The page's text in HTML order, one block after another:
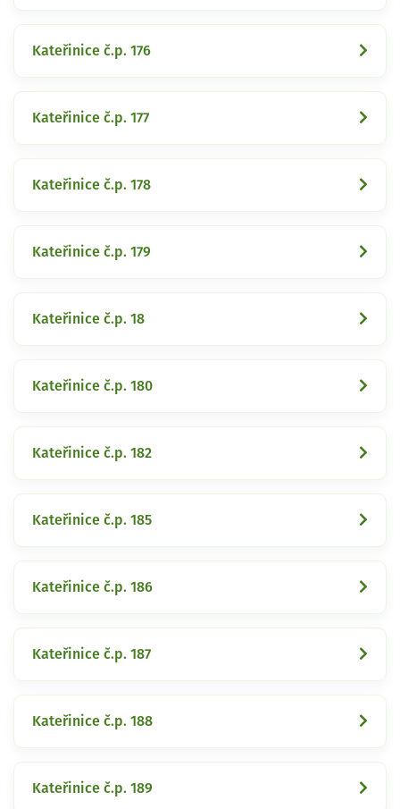
Kateřinice č.p. 176
Kateřinice č.p. 177
Kateřinice č.p. 178
Kateřinice č.p. 179
Kateřinice č.p. 18
Kateřinice č.p. 180
Kateřinice č.p. 182
Kateřinice č.p. 185
Kateřinice č.p. 186
Kateřinice č.p. 187
Kateřinice č.p. 188
Kateřinice č.p. 189